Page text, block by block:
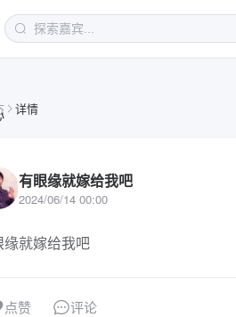
详情
有眼缘就嫁给我吧
2024/06/14 00:00
缘就嫁给我吧
点赞 评论